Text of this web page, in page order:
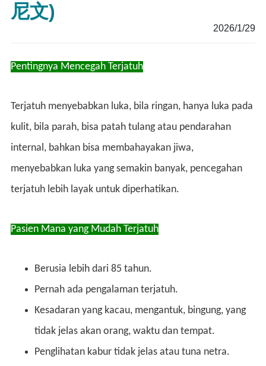
尼文)
2026/1/29
Pentingnya Mencegah Terjatuh
Terjatuh menyebabkan luka, bila ringan, hanya luka pada
kulit, bila parah, bisa patah tulang atau pendarahan
internal, bahkan bisa membahayakan jiwa,
menyebabkan luka yang semakin banyak, pencegahan
terjatuh lebih layak untuk diperhatikan.
Pasien Mana yang Mudah Terjatuh
Berusia lebih dari 85 tahun.
Pernah ada pengalaman terjatuh.
Kesadaran yang kacau, mengantuk, bingung, yang
tidak jelas akan orang, waktu dan tempat.
Penglihatan kabur tidak jelas atau tuna netra.